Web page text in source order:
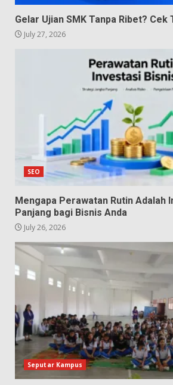
Gelar Ujian SMK Tanpa Ribet? Cek
July 27, 2026
SEO
Mengapa Perawatan Rutin Adalah
Panjang bagi Bisnis Anda
July 26, 2026
Seputar Kampus